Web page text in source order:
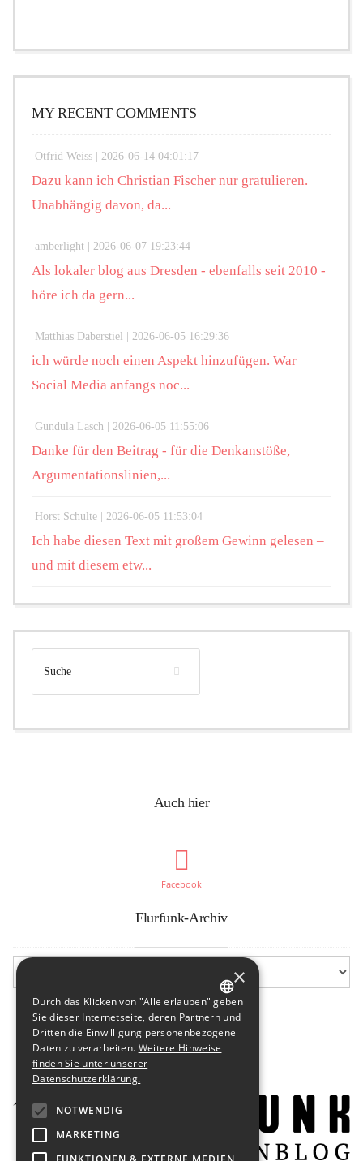
MY RECENT COMMENTS
Otfrid Weiss | 2026-06-14 04:01:17
Dazu kann ich Christian Fischer nur gratulieren.
Unabhängig davon, da...
amberlight | 2026-06-07 19:23:44
Als lokaler blog aus Dresden - ebenfalls seit 2010 -
höre ich da gern...
Matthias Daberstiel | 2026-06-05 16:29:36
ich würde noch einen Aspekt hinzufügen. War
Social Media anfangs noc...
Gundula Lasch | 2026-06-05 11:55:06
Danke für den Beitrag - für die Denkanstöße,
Argumentationslinien,...
Horst Schulte | 2026-06-05 11:53:04
Ich habe diesen Text mit großem Gewinn gelesen –
und mit diesem etw...
Auch hier
Facebook
Flurfunk-Archiv
GERMAN
ENGLISH
×
Durch das Klicken von "Alle erlauben" geben
Sie dieser Internetseite, deren Partnern und
Dritten die Einwilligung personenbezogene
Daten zu verarbeiten. Weitere Hinweise
finden Sie unter unserer
Datenschutzerklärung.
NOTWENDIG
MARKETING